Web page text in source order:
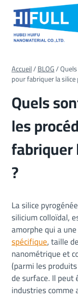
Passer
contenu
Accueil/BLOG/
pour fabriquer la silice
Quels
les
fabriquer
?
La silice
silicium colloïdal,
amorphe qui a
spécifique, taille
nanométrique et
(parmi les
de surface. Il
industries